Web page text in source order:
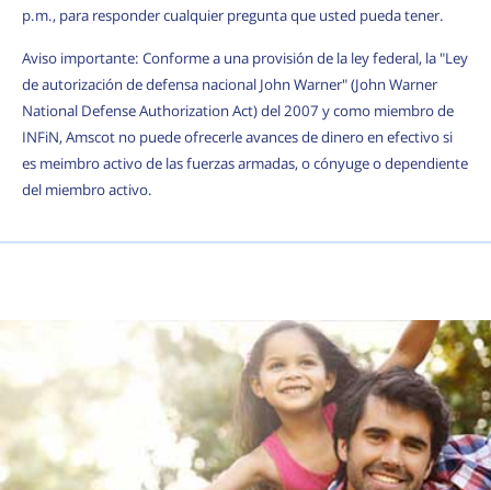
p.m., para responder cualquier pregunta que usted pueda tener.
Aviso importante: Conforme a una provisión de la ley federal, la "Ley
de autorización de defensa nacional John Warner" (John Warner
National Defense Authorization Act) del 2007 y como miembro de
INFiN, Amscot no puede ofrecerle avances de dinero en efectivo si
es meimbro activo de las fuerzas armadas, o cónyuge o dependiente
del miembro activo.